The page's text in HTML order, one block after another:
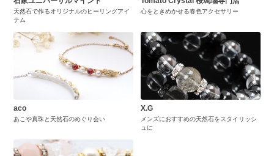
天然石で作るオリジナルのヒーリングアイ
テム
心をときめかせる春色アクセサリー
aco
あこや真珠と天然石のめぐり会い
X.G
メンズにおすすめの天然石をスタイリッシ
ュに